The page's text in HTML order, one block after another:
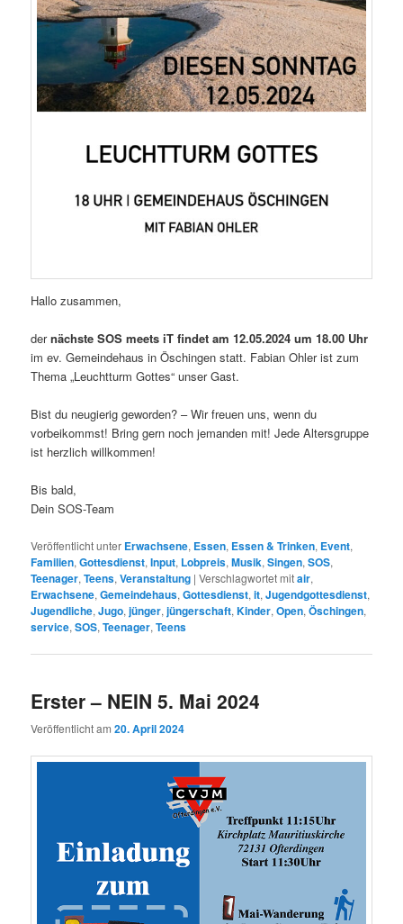
Hallo zusammen,
dernächste SOS meets iT findet am 12.05.2024 um 18.00 Uhr
im ev. Gemeindehaus in Öschingen statt. Fabian Ohler ist zum
Thema „Leuchtturm Gottes“ unser Gast.
Bist du neugierig geworden? – Wir freuen uns, wenn du
vorbeikommst! Bring gern noch jemanden mit! Jede Altersgruppe
ist herzlich willkommen!
Bis bald,
Dein SOS-Team
Veröffentlicht unter Erwachsene, Essen, Essen & Trinken, Event,
Familien,Gottesdienst,Input, Lobpreis,Musik,Singen,SOS,
Teenager,Teens,Veranstaltung |Verschlagwortet mitair,
Erwachsene,Gemeindehaus,Gottesdienst,it,Jugendgottesdienst,
Jugendliche,Jugo,jünger,jüngerschaft,Kinder,Open,Öschingen,
service,SOS,Teenager,Teens
Erster – NEIN 5. Mai 2024
Veröffentlicht am20. April 2024